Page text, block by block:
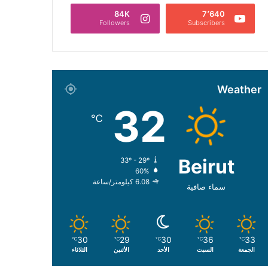
7٬640
Subscribers
84K
Followers
Weather
Beirut
سماء صافية
32
℃
33º - 29º
60%
6.08 كيلومتر/ساعة
33
℃
الجمعة
36
℃
السبت
30
℃
الأحد
29
℃
الأثنين
30
℃
الثلاثاء